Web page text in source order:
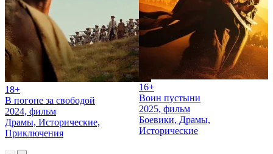
18+
В погоне за свободой
2024, фильм
Драмы, Исторические,
Приключения
16+
Воин пустыни
2025, фильм
Боевики, Драмы,
Исторические